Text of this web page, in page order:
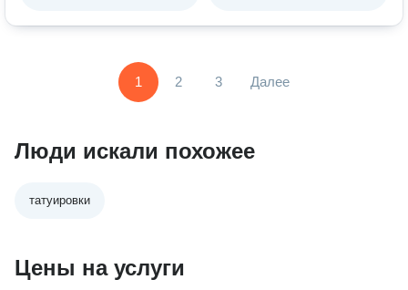
1 2 3 Далее
Люди искали похожее
татуировки
Цены на услуги